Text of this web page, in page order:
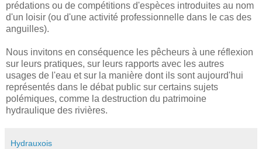
prédations ou de compétitions d'espèces introduites au nom
d'un loisir (ou d'une activité professionnelle dans le cas des
anguilles).
Nous invitons en conséquence les pêcheurs à une réflexion
sur leurs pratiques, sur leurs rapports avec les autres
usages de l'eau et sur la manière dont ils sont aujourd'hui
représentés dans le débat public sur certains sujets
polémiques, comme la destruction du patrimoine
hydraulique des rivières.
Hydrauxois